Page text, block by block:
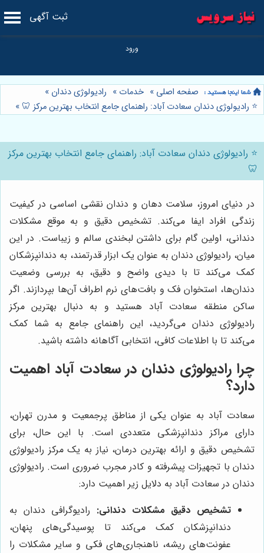
ثبت آگهی
صفحه اصلی » خدمات » رادیولوژی دندان »
⭐️ رادیولوژی دندان سعادت آباد: راهنمای جامع انتخاب بهترین مرکز 🦷 »
⭐️ رادیولوژی دندان سعادت آباد: راهنمای جامع انتخاب بهترین مرکز
🦷
در دنیای امروز، سلامت دهان و دندان نقشی اساسی در کیفیت
زندگی افراد ایفا می‌کند. تشخیص دقیق و به موقع مشکلات
دندانی، اولین گام برای داشتن لبخندی سالم و زیباست. در این
میان، رادیولوژی دندان به عنوان یک ابزار قدرتمند، به دندانپزشکان
کمک می‌کند تا با دیدی واضح و دقیق، به بررسی وضعیت
دندان‌ها، استخوان فک و بافت‌های نرم اطراف آن‌ها بپردازند. اگر
ساکن منطقه سعادت آباد هستید و به دنبال بهترین مرکز
رادیولوژی دندان می‌گردید، این راهنمای جامع به شما کمک
می‌کند تا با اطلاعات کافی، انتخابی آگاهانه داشته باشید.
چرا رادیولوژی دندان در سعادت آباد اهمیت
دارد؟
سعادت آباد به عنوان یکی از مناطق پرجمعیت و مدرن تهران،
دارای مراکز دندانپزشکی متعددی است. با این حال، برای
تشخیص دقیق و ارائه بهترین درمان، نیاز به یک مرکز رادیولوژی
دندان با تجهیزات پیشرفته و کادر مجرب ضروری است. رادیولوژی
دندان در سعادت آباد به دلایل زیر اهمیت دارد:
تشخیص دقیق مشکلات دندانی: رادیوگرافی دندان به
دندانپزشکان کمک می‌کند تا پوسیدگی‌های پنهان،
عفونت‌های ریشه، ناهنجاری‌های فکی و سایر مشکلات را